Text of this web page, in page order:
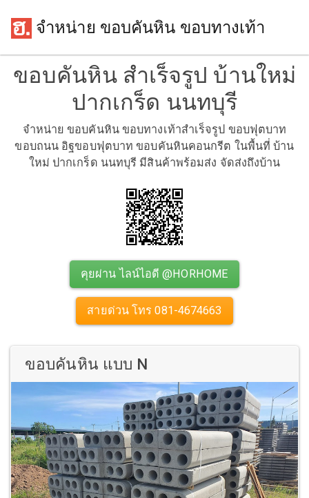
จำหน่าย ขอบคันหิน ขอบทางเท้า
ขอบคันหิน สำเร็จรูป บ้านใหม่
ปากเกร็ด นนทบุรี
จำหน่าย ขอบคันหิน ขอบทางเท้าสำเร็จรูป ขอบฟุตบาท
ขอบถนน อิฐขอบฟุตบาท ขอบคันหินคอนกรีต ในพื้นที่ บ้าน
ใหม่ ปากเกร็ด นนทบุรี มีสินค้าพร้อมส่ง จัดส่งถึงบ้าน
คุยผ่าน ไลน์ไอดี @HORHOME
สายด่วน โทร 081-4674663
ขอบคันหิน แบบ N